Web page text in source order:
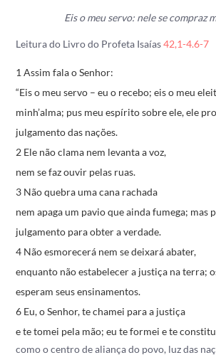
Eis o meu servo: nele se compraz
Leitura do Livro do Profeta Isaías42,1-4.6-7
1 Assim fala o Senhor:
“Eis o meu servo – eu o recebo; eis o meu
minh’alma; pus meu espírito sobre ele,ele
julgamento das nações.
2 Ele não clama nem levanta a voz,
nem se faz ouvir pelas ruas.
3 Não quebra uma cana rachada
nem apaga um pavio que ainda fumega; mas
julgamento para obter a verdade.
4 Não esmorecerá nem se deixará abater,
enquanto não estabelecer a justiça na terra;
esperam seus ensinamentos.
6 Eu, o Senhor, te chamei para a justiça
e te tomei pela mão; eu te formei e te
como o centro de aliança do povo, luz das